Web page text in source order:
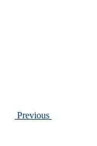
Previous